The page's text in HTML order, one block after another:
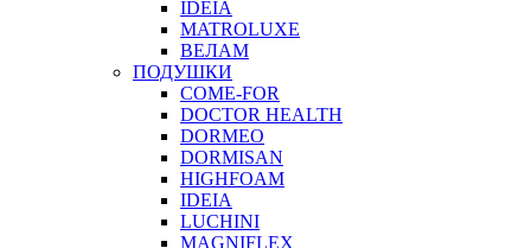
IDEIA
MATROLUXE
ВЕЛАМ
ПОДУШКИ
COME-FOR
DOCTOR HEALTH
DORMEO
DORMISAN
HIGHFOAM
IDEIA
LUCHINI
MAGNIFLEX